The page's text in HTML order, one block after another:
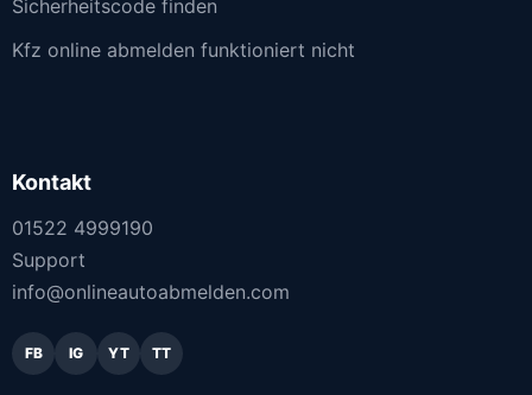
Sicherheitscode finden
Kfz online abmelden funktioniert nicht
Kontakt
01522 4999190
Support
info@onlineautoabmelden.com
FB IG YT TT